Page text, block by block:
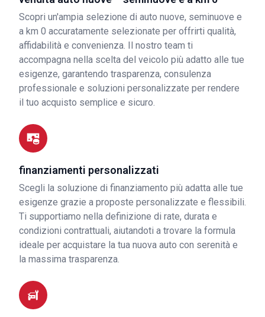
Scopri un'ampia selezione di auto nuove, seminuove e
a km 0 accuratamente selezionate per offrirti qualità,
affidabilità e convenienza. Il nostro team ti
accompagna nella scelta del veicolo più adatto alle tue
esigenze, garantendo trasparenza, consulenza
professionale e soluzioni personalizzate per rendere
il tuo acquisto semplice e sicuro.
finanziamenti personalizzati
Scegli la soluzione di finanziamento più adatta alle tue
esigenze grazie a proposte personalizzate e flessibili.
Ti supportiamo nella definizione di rate, durata e
condizioni contrattuali, aiutandoti a trovare la formula
ideale per acquistare la tua nuova auto con serenità e
la massima trasparenza.